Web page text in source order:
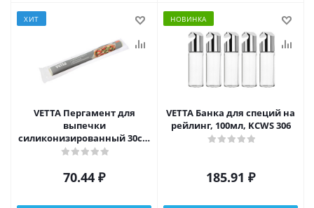
ХИТ
VETTA Пергамент для
выпечки
силиконизированный 30см
x 5м
70.44 ₽
НОВИНКА
VETTA Банка для специй на
рейлинг, 100мл, KCWS 306
185.91 ₽